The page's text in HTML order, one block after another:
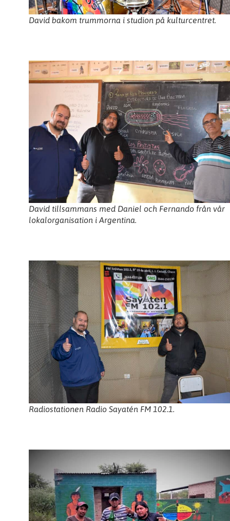
David bakom trummorna i studion på kulturcentret.
David tillsammans med Daniel och Fernando från vår
lokalorganisation i Argentina.
Radiostationen Radio Sayatén FM 102.1.